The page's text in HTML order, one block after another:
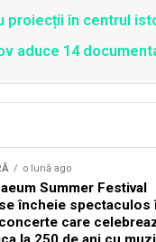
proiecții în centrul
aduce 14
o lună ago
Summer Festival
încheie spectaculos
care